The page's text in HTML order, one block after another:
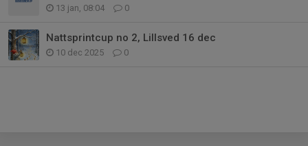
13 jan, 08:04 0
Nattsprintcup no 2, Lillsved 16 dec
10 dec 2025 0